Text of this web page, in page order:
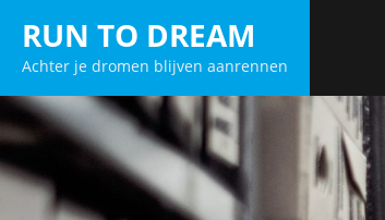
content
RUN TO DREAM
Achter je dromen blijven aanrennen